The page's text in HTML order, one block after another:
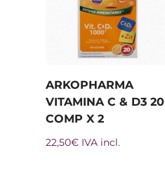
ARKOPHARMA
VITAMINA C & D3 20
COMP X 2
22,50€ IVA incl.